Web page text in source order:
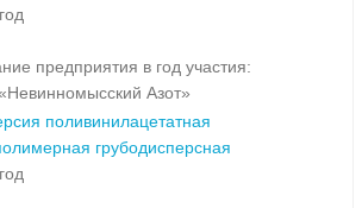
предприятия в год участия:
Азот»
поливинилацетатная
грубодисперсная